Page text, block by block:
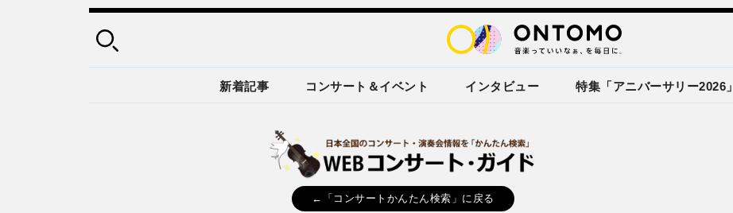
新着記事 コンサート＆イベント インタビュー 特集「アニバーサリー2026」
←「コンサートかんたん検索」に戻る